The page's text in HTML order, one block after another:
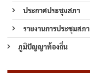
ประกาศประชุมสภา
รายงานการประชุมสภา
ภูมิปัญญาท้องถิ่น